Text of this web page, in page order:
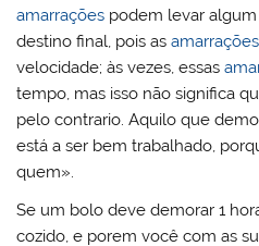
amarrações podem levar
destino final, pois asamarrações
velocidade; às vezes, essas
tempo, mas isso não significa
pelo contrario. Aquilo que
está a ser bem trabalhado,
quem».
Se um bolo deve demorar 1
cozido, e porem você com as